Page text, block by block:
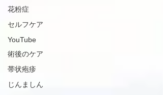
花粉症
セルフケア
YouTube
術後のケア
帯状疱疹
じんましん